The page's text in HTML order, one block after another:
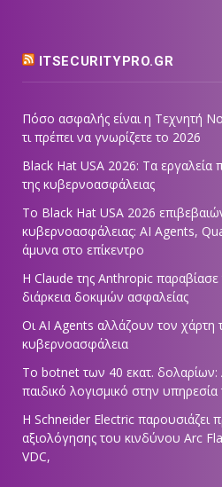
ITSECURITYPRO.GR
Πόσο ασφαλής είναι η Τεχνητή
τι πρέπει να γνωρίζετε το 2026
Black Hat USA 2026: Τα εργαλεία
της κυβερνοασφάλειας
Το Black Hat USA 2026
κυβερνοασφάλειας: AI Agents,
άμυνα στο επίκεντρο
Η Claude της Anthropic παραβίασε
διάρκεια δοκιμών ασφαλείας
Οι AI Agents αλλάζουν τον
κυβερνοασφάλεια
Το botnet των 40 εκατ. δολαρίων:
παιδικό λογισμικό στην
Η Schneider Electric παρουσιάζει
αξιολόγησης του κινδύνου Arc
VDC,